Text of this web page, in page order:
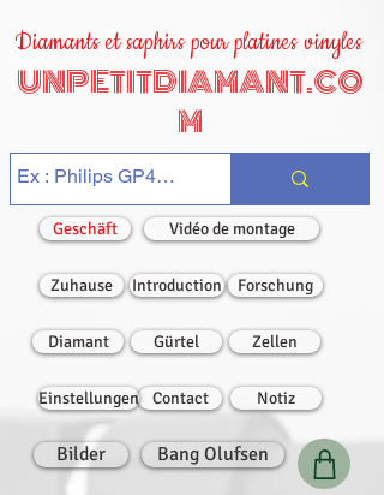
Diamants et saphirs pour platines vinyles
UNPETITDIAMANT.CO
M
Geschäft Vidéo de montage
Zuhause Introduction Forschung
Diamant Gürtel Zellen
Einstellungen Contact Notiz
Bilder Bang Olufsen